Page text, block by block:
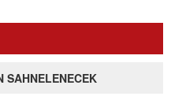
SAHNELENECEK